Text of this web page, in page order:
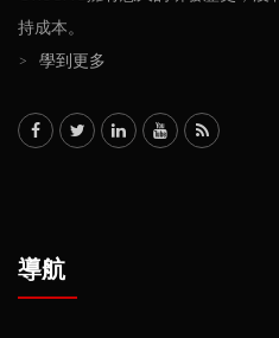
持成本。
>
學到更多
導航